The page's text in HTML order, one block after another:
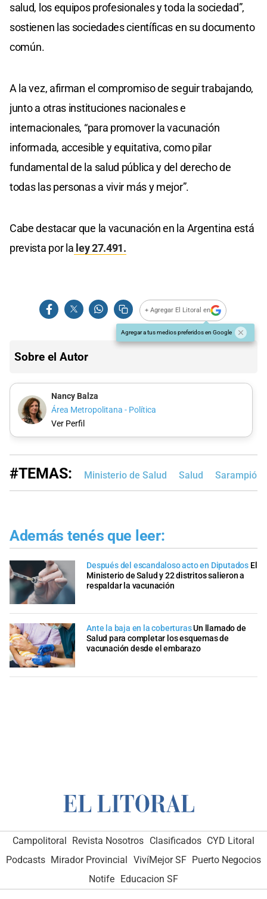
salud, los equipos profesionales y toda la sociedad”,
sostienen las sociedades científicas en su documento
común.
A la vez, afirman el compromiso de seguir trabajando,
junto a otras instituciones nacionales e
internacionales, “para promover la vacunación
informada, accesible y equitativa, como pilar
fundamental de la salud pública y del derecho de
todas las personas a vivir más y mejor”.
Cabe destacar que la vacunación en la Argentina está
prevista por la ley 27.491.
+ Agregar El Litoral en
Agregar a tus medios preferidos en Google
Sobre el Autor
Nancy Balza
Área Metropolitana - Política
Ver Perfil
#TEMAS: Ministerio de Salud Salud Sarampión
Además tenés que leer:
Después del escandaloso acto en Diputados El
Ministerio de Salud y 22 distritos salieron a
respaldar la vacunación
Ante la baja en la coberturasUn llamado de
Salud para completar los esquemas de
vacunación desde el embarazo
Campolitoral Revista Nosotros Clasificados CYD Litoral
Podcasts Mirador Provincial VivíMejor SF Puerto Negocios
Notife
Educacion SF